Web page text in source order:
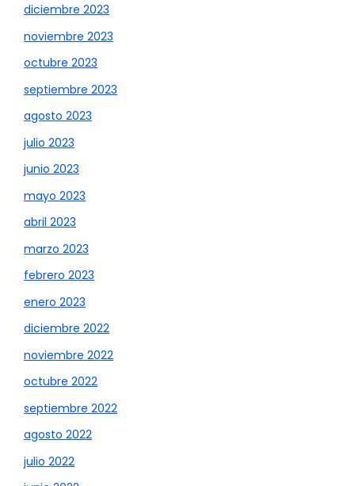
diciembre 2023
noviembre 2023
octubre 2023
septiembre 2023
agosto 2023
julio 2023
junio 2023
mayo 2023
abril 2023
marzo 2023
febrero 2023
enero 2023
diciembre 2022
noviembre 2022
octubre 2022
septiembre 2022
agosto 2022
julio 2022